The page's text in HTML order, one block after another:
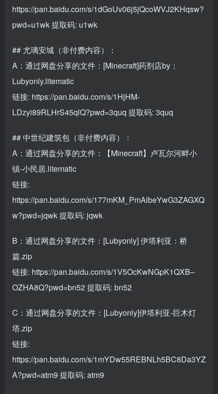
https://pan.baidu.com/s/1dGoUv06j5jQcoWVJ2KHqsw?
pwd=u1wk提取码: u1wk
## 尤璃安城（非付费内容）：
A：通过网盘分享的文件：[Minecraft]药剂店by：
Lubyonly.litematic
链接: https://pan.baidu.com/s/1HjHM-
LDzyi89RLHrS45qlQ?pwd=3quq 提取码: 3quq
## 中世纪建筑包（非付费内容）：
A：通过网盘分享的文件：【Minecraft】卢瓦尔河畔小
镇-小民居.litematic
链接:
https://pan.baidu.com/s/177mKM_PmAlbeYwG3ZAGXQ
w?pwd=jqwk提取码: jqwk
B：通过网盘分享的文件：[Lubyonly] 伊塔利亚：桥
篇.zip
链接: https://pan.baidu.com/s/1V5OcKwNGpK1QXB–
OZHA8Q?pwd=bn52 提取码: bn52
C：通过网盘分享的文件：[Lubyonly]伊塔利亚-巨木灯
塔.zip
链接:
https://pan.baidu.com/s/1mYDw55REBNLh5BC8Da3YZ
A?pwd=atm9 提取码: atm9